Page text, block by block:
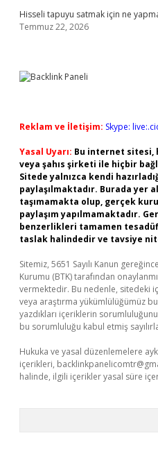
Hisseli tapuyu satmak için ne
Temmuz 22, 2026
Reklam ve İletişim: Skype:
Yasal Uyarı: Bu internet sitesi,
veya şahıs şirketi ile hiçbir
Sitede yalnızca kendi
paylaşılmaktadır. Burada yer
taşımamakta olup, gerçek
paylaşım yapılmamaktadır.
benzerlikleri tamamen
taslak halindedir ve tavsiye
Sitemiz, 5651 Sayılı Kanun
Kurumu (BTK) tarafından
vermektedir. Bu nedenle, sitedeki
veya araştırma yükümlülüğümüz
yazdıkları içeriklerin
bu sorumluluğu kabul etmiş
Hukuka ve yasal düzenlemelere
içerikleri,
halinde, ilgili içerikler yasal süre